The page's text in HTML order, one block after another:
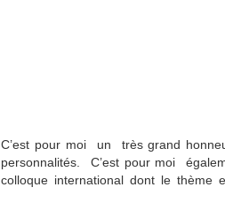
C’est pour moi un très grand
personnalités. C’est pour moi
colloque international dont le